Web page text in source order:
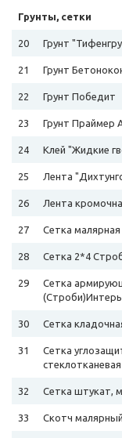
Грунты, сетки
20 Грунт
21 Грунт
22 Грунт Победит
23 Грунт Праймер
24 Клей "Жидкие
25 Лента
26 Лента
27 Сетка
28 Сетка 2*4
29
Сетка
30 Сетка
31
Сетка
32 Сетка штукат,
33 Скотч